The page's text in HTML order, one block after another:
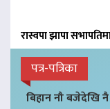
रास्वपा झापा
पत्र-पत्रिका
बिहान नौ बजेदेखि